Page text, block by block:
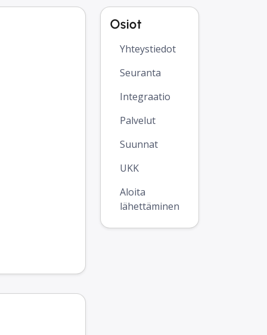
Osiot
Yhteystiedot
Seuranta
Integraatio
Palvelut
Suunnat
UKK
Aloita
lähettäminen